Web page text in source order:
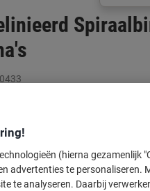
Excl. btw
(hierna gezamenlijk
advertenties te personaliseren.
te analyseren. Daarbij